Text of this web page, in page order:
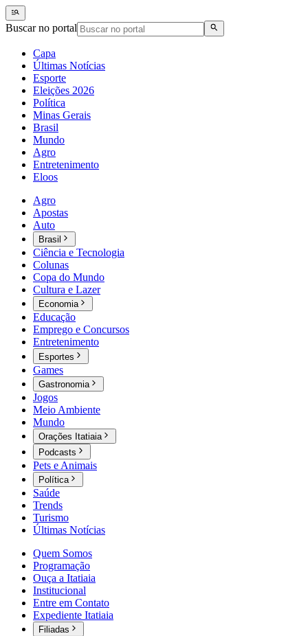
Buscar no portal
Capa
Últimas Notícias
Esporte
Eleições 2026
Política
Minas Gerais
Brasil
Mundo
Agro
Entretenimento
Eloos
Agro
Apostas
Auto
Brasil
Ciência e Tecnologia
Colunas
Copa do Mundo
Cultura e Lazer
Economia
Educação
Emprego e Concursos
Entretenimento
Esportes
Games
Gastronomia
Jogos
Meio Ambiente
Mundo
Orações Itatiaia
Podcasts
Pets e Animais
Política
Saúde
Trends
Turismo
Últimas Notícias
Quem Somos
Programação
Ouça a Itatiaia
Institucional
Entre em Contato
Expediente Itatiaia
Filiadas